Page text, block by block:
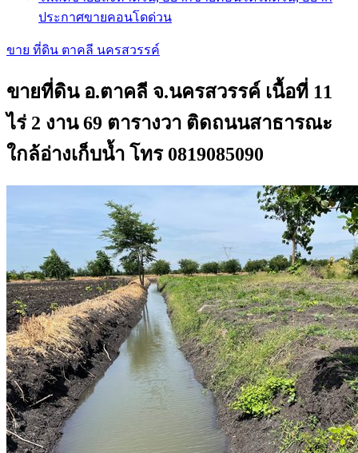
ประกาศขายคอนโดด่วน
ขาย ที่ดิน ตาคลี นครสวรรค์
ขายที่ดิน อ.ตาคลี จ.นครสวรรค์ เนื้อที่ 11
ไร่ 2 งาน 69 ตารางวา ติดถนนสาธารณะ
ใกล้อ่างเก็บน้ำ โทร 0819085090